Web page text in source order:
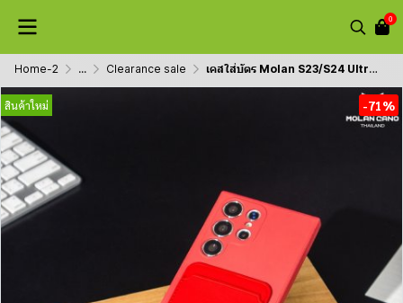
0
Home-2 ... Clearance sale เคสใส่บัตร Molan S23/S24 Ultra ซิลิโคนนุ่ม บุผ้าใน
สินค้าใหม่ -71%